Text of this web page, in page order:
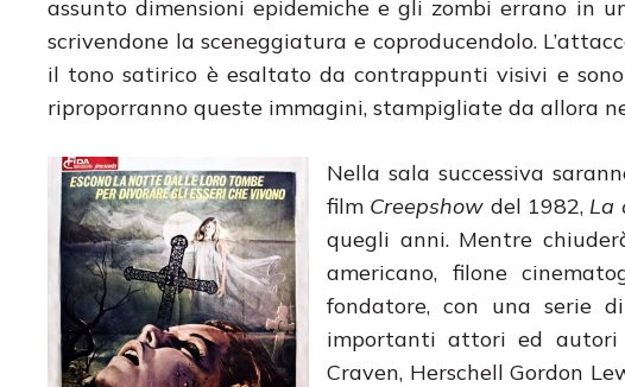
assunto dimensioni epidemiche e gli zombi errano in
scrivendone la sceneggiatura e coproducendolo.
il tono satirico è esaltato da contrappunti visivi e
riproporranno queste immagini, stampigliate da allora
Nella sala successiva
film Creepshow del 1982, La
quegli anni. Mentre
americano, filone
fondatore, con una serie
importanti attori ed autori
Craven, Herschell Gordon